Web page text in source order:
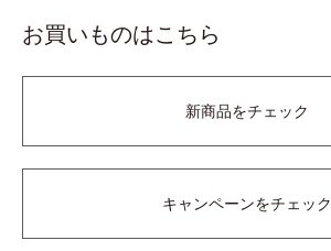
お買いものはこちら
新商品をチェック
キャンペーンをチェック